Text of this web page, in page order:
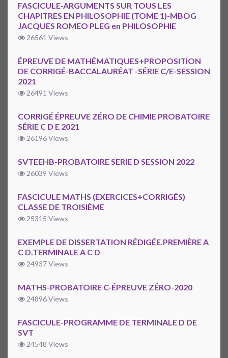
FASCICULE-ARGUMENTS SUR TOUS LES
CHAPITRES EN PHILOSOPHIE (TOME 1)-MBOG
JACQUES ROMEO PLEG en PHILOSOPHIE
26561 Views
ÉPREUVE DE MATHÉMATIQUES+PROPOSITION
DE CORRIGÉ-BACCALAURÉAT -SÉRIE C/E-SESSION
2021
26491 Views
CORRIGÉ ÉPREUVE ZÉRO DE CHIMIE PROBATOIRE
SÉRIE C D E 2021
26196 Views
SVTEEHB-PROBATOIRE SERIE D SESSION 2022
26039 Views
FASCICULE MATHS (EXERCICES+CORRIGÉS)
CLASSE DE TROISIÈME
25315 Views
EXEMPLE DE DISSERTATION RÉDIGÉE.PREMIÈRE A
C D.TERMINALE A C D
24937 Views
MATHS-PROBATOIRE C-ÉPREUVE ZÉRO-2020
24896 Views
FASCICULE-PROGRAMME DE TERMINALE D DE
SVT
24548 Views